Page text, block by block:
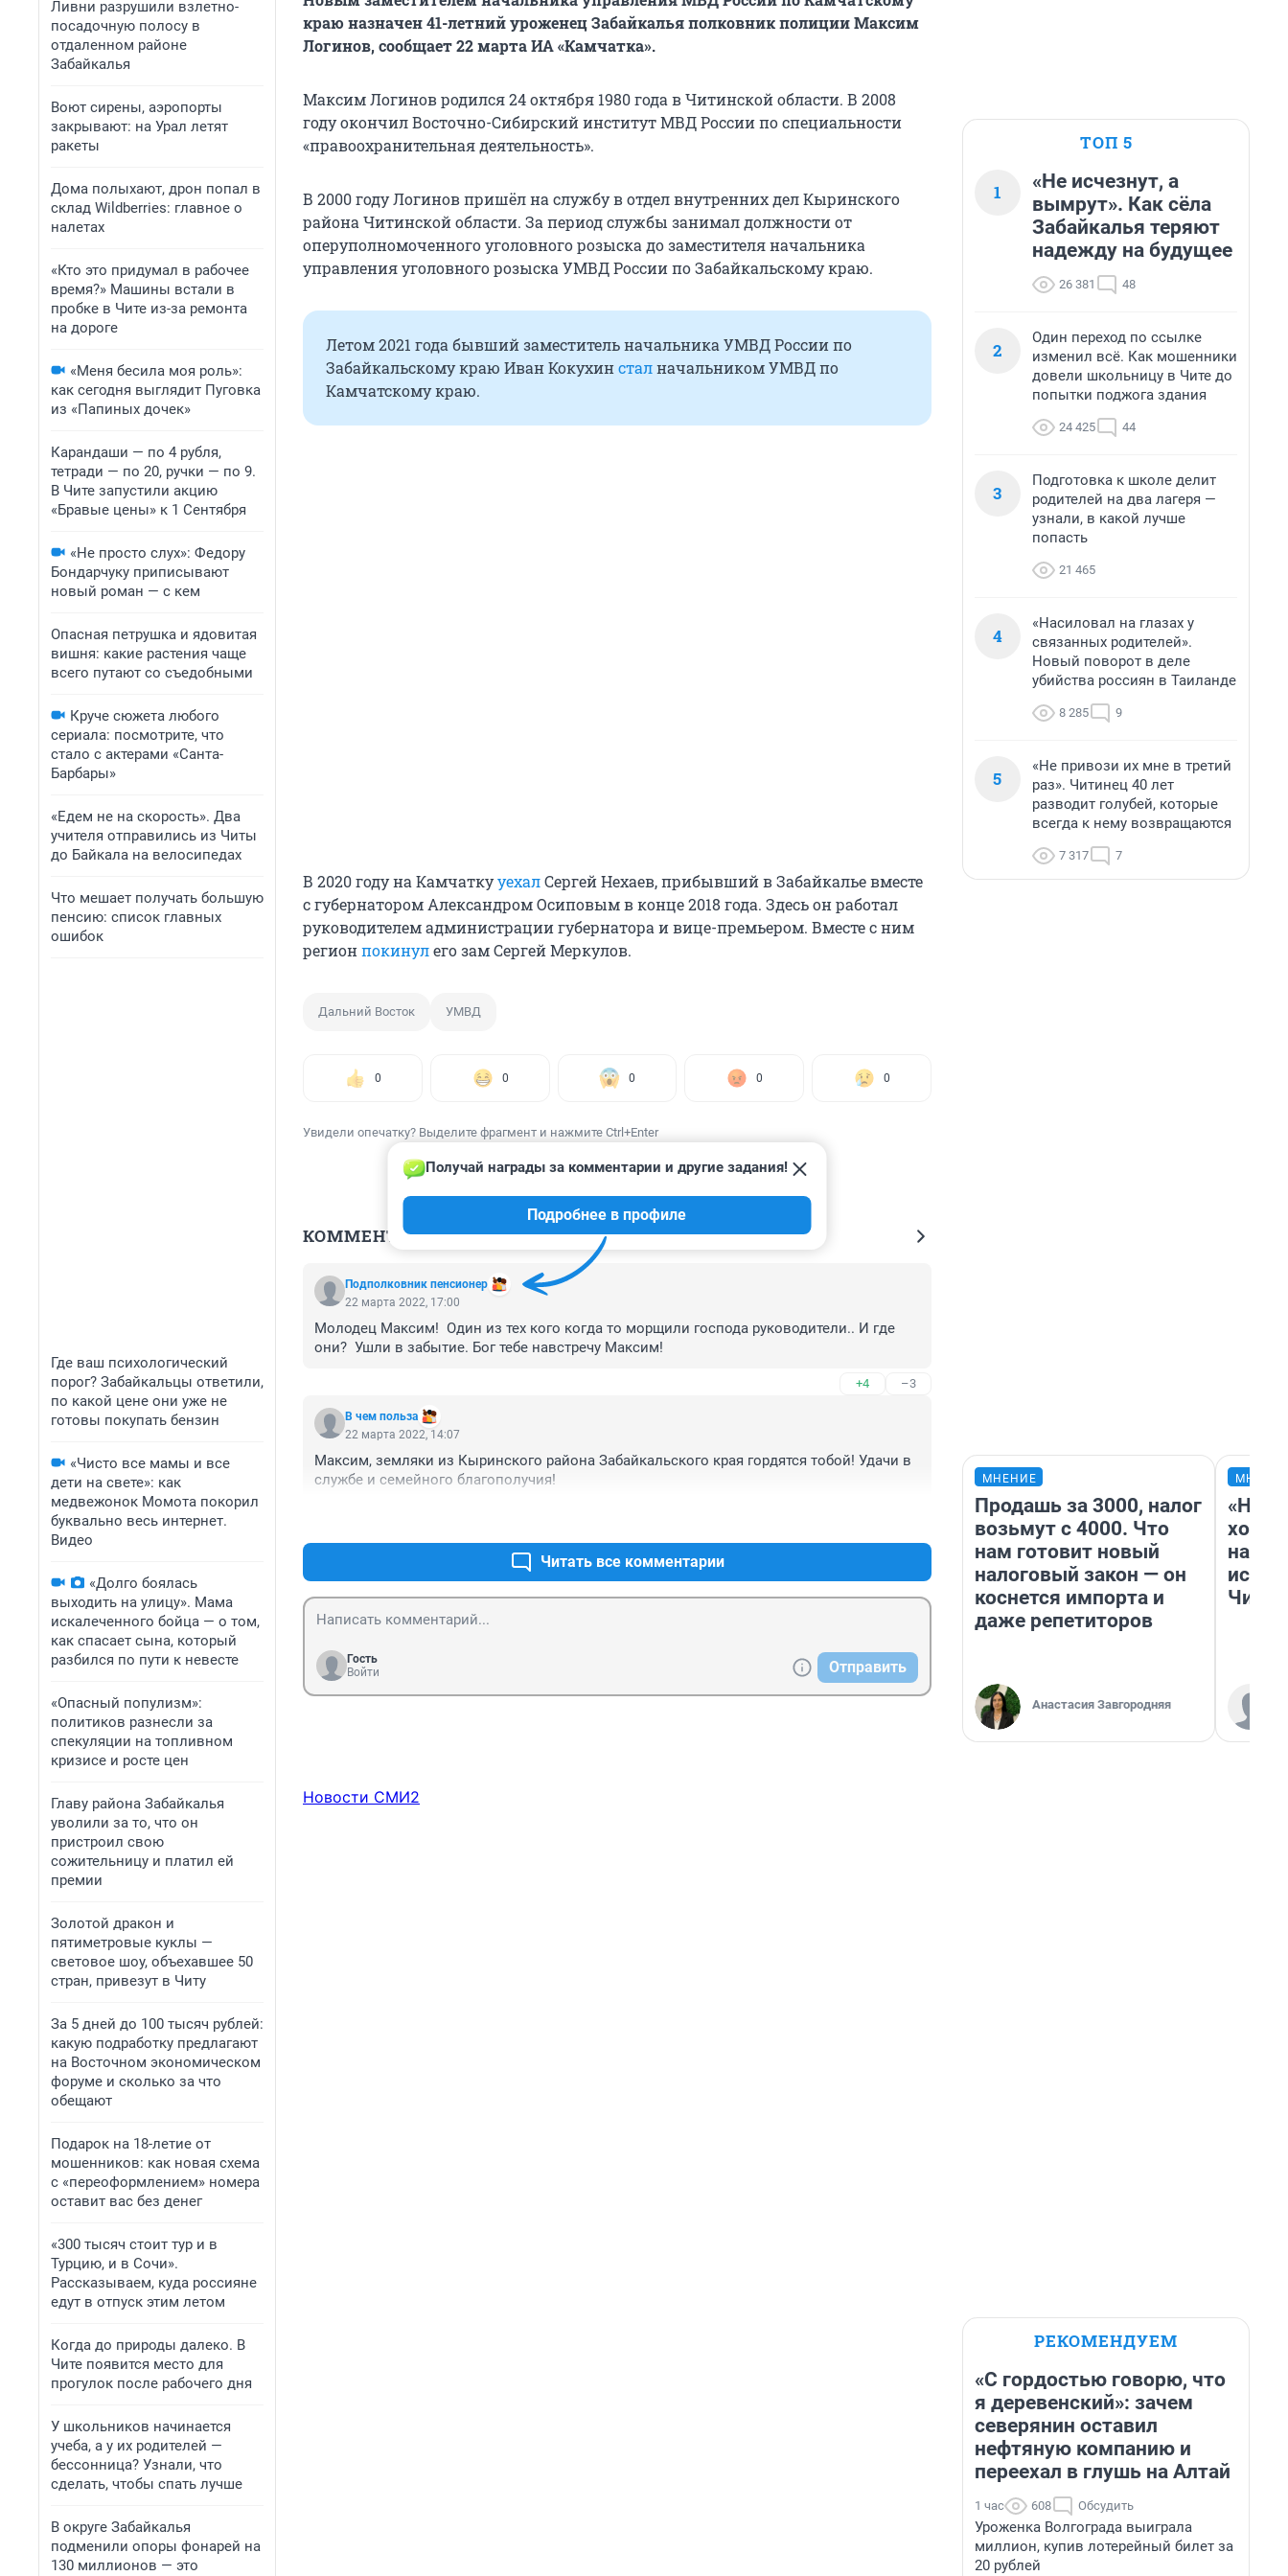
Ливни разрушили взлетно-
посадочную полосу в
отдаленном районе
Забайкалья
Воют сирены, аэропорты
закрывают: на Урал летят
ракеты
Дома полыхают, дрон попал в
склад Wildberries: главное о
налетах
«Кто это придумал в рабочее
время?» Машины встали в
пробке в Чите из-за ремонта
на дороге
«Меня бесила моя роль»:
как сегодня выглядит Пуговка
из «Папиных дочек»
Карандаши — по 4 рубля,
тетради — по 20, ручки — по 9.
В Чите запустили акцию
«Бравые цены» к 1 Сентября
«Не просто слух»: Федору
Бондарчуку приписывают
новый роман — с кем
Опасная петрушка и ядовитая
вишня: какие растения чаще
всего путают со съедобными
Круче сюжета любого
сериала: посмотрите, что
стало с актерами «Санта-
Барбары»
«Едем не на скорость». Два
учителя отправились из Читы
до Байкала на велосипедах
Что мешает получать большую
пенсию: список главных
ошибок
Где ваш психологический
порог? Забайкальцы ответили,
по какой цене они уже не
готовы покупать бензин
«Чисто все мамы и все
дети на свете»: как
медвежонок Момота покорил
буквально весь интернет.
Видео
«Долго боялась
выходить на улицу». Мама
искалеченного бойца — о том,
как спасает сына, который
разбился по пути к невесте
«Опасный популизм»:
политиков разнесли за
спекуляции на топливном
кризисе и росте цен
Главу района Забайкалья
уволили за то, что он
пристроил свою
сожительницу и платил ей
премии
Золотой дракон и
пятиметровые куклы —
световое шоу, объехавшее 50
стран, привезут в Читу
За 5 дней до 100 тысяч рублей:
какую подработку предлагают
на Восточном экономическом
форуме и сколько за что
обещают
Подарок на 18-летие от
мошенников: как новая схема
с «переоформлением» номера
оставит вас без денег
«300 тысяч стоит тур и в
Турцию, и в Сочи».
Рассказываем, куда россияне
едут в отпуск этим летом
Когда до природы далеко. В
Чите появится место для
прогулок после рабочего дня
У школьников начинается
учеба, а у их родителей —
бессонница? Узнали, что
сделать, чтобы спать лучше
В округе Забайкалья
подменили опоры фонарей на
130 миллионов — это
краю назначен 41-летний уроженец Забайкалья полковник полиции Максим
Логинов, сообщает 22 марта ИА «Камчатка».
Максим Логинов родился 24 октября 1980 года в Читинской области. В 2008
году окончил Восточно-Сибирский институт МВД России по специальности
«правоохранительная деятельность».
В 2000 году Логинов пришёл на службу в отдел внутренних дел Кыринского
района Читинской области. За период службы занимал должности от
оперуполномоченного уголовного розыска до заместителя начальника
управления уголовного розыска УМВД России по Забайкальскому краю.
Летом 2021 года бывший заместитель начальника УМВД России по
Забайкальскому краю Иван Кокухинсталначальником УМВД по
Камчатскому краю.
В 2020 году на КамчаткууехалСергей Нехаев, прибывший в Забайкалье вместе
с губернатором Александром Осиповым в конце 2018 года. Здесь он работал
руководителем администрации губернатора и вице-премьером. Вместе с ним
регионпокинулего зам Сергей Меркулов.
Дальний Восток УМВД
0 0 0 0 0
Увидели опечатку? Выделите фрагмент и нажмите Ctrl+Enter
КОММЕНТАРИИ 4
Подполковник пенсионер
Получай награды за комментарии и другие задания!
Подробнее в профиле
22 марта 2022, 17:00
Молодец Максим!  Один из тех кого когда то морщили господа руководители.. И где
они?  Ушли в забытие. Бог тебе навстречу Максим!
+4 –3
В чем польза
22 марта 2022, 14:07
Максим, земляки из Кыринского района Забайкальского края гордятся тобой! Удачи в
службе и семейного благополучия!
Читать все комментарии
Гость
Войти
Отправить
Новости СМИ2
ТОП 5
1
«Не исчезнут, а
вымрут». Как сёла
Забайкалья теряют
надежду на будущее
26 381 48
2
Один переход по ссылке
изменил всё. Как мошенники
довели школьницу в Чите до
попытки поджога здания
24 425 44
3
Подготовка к школе делит
родителей на два лагеря —
узнали, в какой лучше
попасть
21 465
4
«Насиловал на глазах у
связанных родителей».
Новый поворот в деле
убийства россиян в Таиланде
8 285 9
5
«Не привози их мне в третий
раз». Читинец 40 лет
разводит голубей, которые
всегда к нему возвращаются
7 317 7
МНЕНИЕ
Продашь за 3000, налог
возьмут с 4000. Что
нам готовит новый
налоговый закон — он
коснется импорта и
даже репетиторов
Анастасия Завгородняя
Читы
РЕКОМЕНДУЕМ
«С гордостью говорю, что
я деревенский»: зачем
северянин оставил
нефтяную компанию и
переехал в глушь на Алтай
1 час 608 Обсудить
Уроженка Волгограда выиграла
миллион, купив лотерейный билет за
20 рублей